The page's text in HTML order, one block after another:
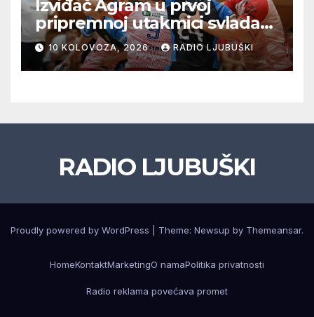
Izviđač Agram u prvoj
pripremnoj utakmici svladao
Metković Zalmo 37:32
10 KOLOVOZA, 2026 RADIO LJUBUŠKI
RADIO LJUBUŠKI
Proudly powered by WordPress Theme: Newsup by Themeansar.
HomeKontaktMarketingO namaPolitika privatnosti
Radio reklama povećava promet